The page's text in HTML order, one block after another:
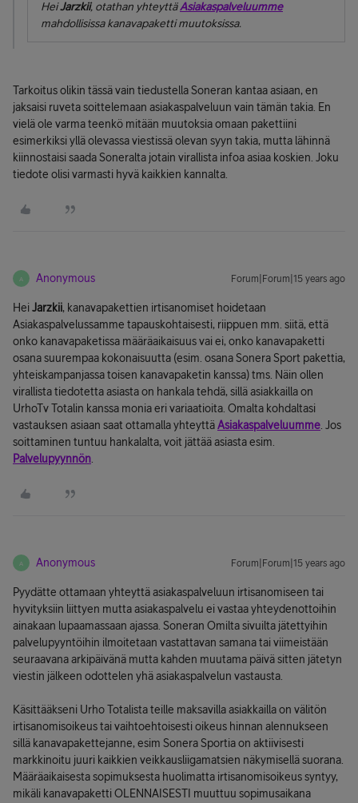
HeiJarzkii, otathan yhteyttäAsiakaspalveluumme
mahdollisissa kanavapaketti muutoksissa.
Tarkoitus olikin tässä vain tiedustella Soneran kantaa asiaan, en
jaksaisi ruveta soittelemaan asiakaspalveluun vain tämän takia. En
vielä ole varma teenkö mitään muutoksia omaan pakettiini
esimerkiksi yllä olevassa viestissä olevan syyn takia, mutta lähinnä
kiinnostaisi saada Soneralta jotain virallista infoa asiaa koskien. Joku
tiedote olisi varmasti hyvä kaikkien kannalta.
A Anonymous Forum|Forum|15 years ago
HeiJarzkii, kanavapakettien irtisanomiset hoidetaan
Asiakaspalvelussamme tapauskohtaisesti, riippuen mm. siitä, että
onko kanavapaketissa määräaikaisuus vai ei, onko kanavapaketti
osana suurempaa kokonaisuutta (esim. osana Sonera Sport pakettia,
yhteiskampanjassa toisen kanavapaketin kanssa) tms. Näin ollen
virallista tiedotetta asiasta on hankala tehdä, sillä asiakkailla on
UrhoTv Totalin kanssa monia eri variaatioita. Omalta kohdaltasi
vastauksen asiaan saat ottamalla yhteyttäAsiakaspalveluumme . Jos
soittaminen tuntuu hankalalta, voit jättää asiasta esim.
Palvelupyynnön
A Anonymous Forum|Forum|15 years ago
Pyydätte ottamaan yhteyttä asiakaspalveluun irtisanomiseen tai
hyvityksiin liittyen mutta asiakaspalvelu ei vastaa yhteydenottoihin
ainakaan lupaamassaan ajassa. Soneran Omilta sivuilta jätettyihin
palvelupyyntöihin ilmoitetaan vastattavan samana tai viimeistään
seuraavana arkipäivänä mutta kahden muutama päivä sitten jätetyn
viestin jälkeen odottelen yhä asiakaspalvelun vastausta.
Käsittääkseni Urho Totalista teille maksavilla asiakkailla on välitön
irtisanomisoikeus tai vaihtoehtoisesti oikeus hinnan alennukseen
sillä kanavapakettejanne, esim Sonera Sportia on aktiivisesti
markkinoitu juuri kaikkien veikkausliigamatsien näkymisellä suorana.
Määräaikaisesta sopimuksesta huolimatta irtisanomisoikeus syntyy,
mikäli kanavapaketti OLENNAISESTI muuttuu sopimusaikana